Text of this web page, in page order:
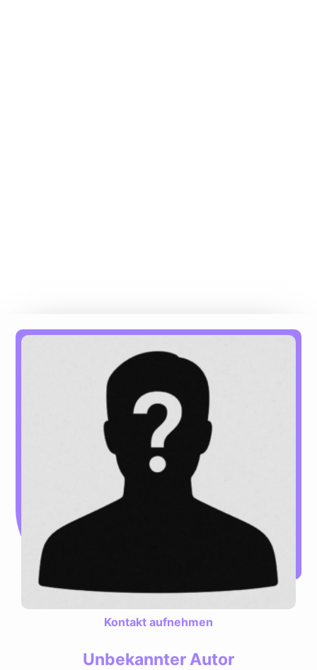
Kontakt aufnehmen
Unbekannter Autor